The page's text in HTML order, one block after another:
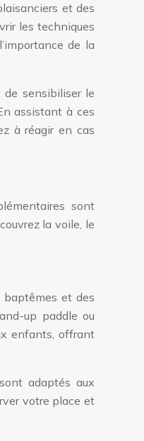
et des
les techniques
de la
sensibiliser le
assistant à ces
à réagir en cas
sont
la voile, le
baptêmes et des
up paddle ou
enfants, offrant
adaptés aux
votre place et